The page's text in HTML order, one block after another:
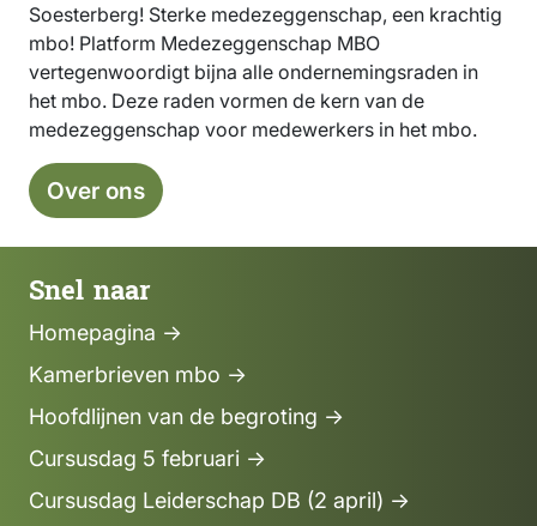
Soesterberg! Sterke medezeggenschap, een krachtig
mbo! Platform Medezeggenschap MBO
vertegenwoordigt bijna alle ondernemingsraden in
het mbo. Deze raden vormen de kern van de
medezeggenschap voor medewerkers in het mbo.
Over ons
Snel naar
Homepagina →
Kamerbrieven mbo →
Hoofdlijnen van de begroting →
Cursusdag 5 februari →
Cursusdag Leiderschap DB (2 april) →